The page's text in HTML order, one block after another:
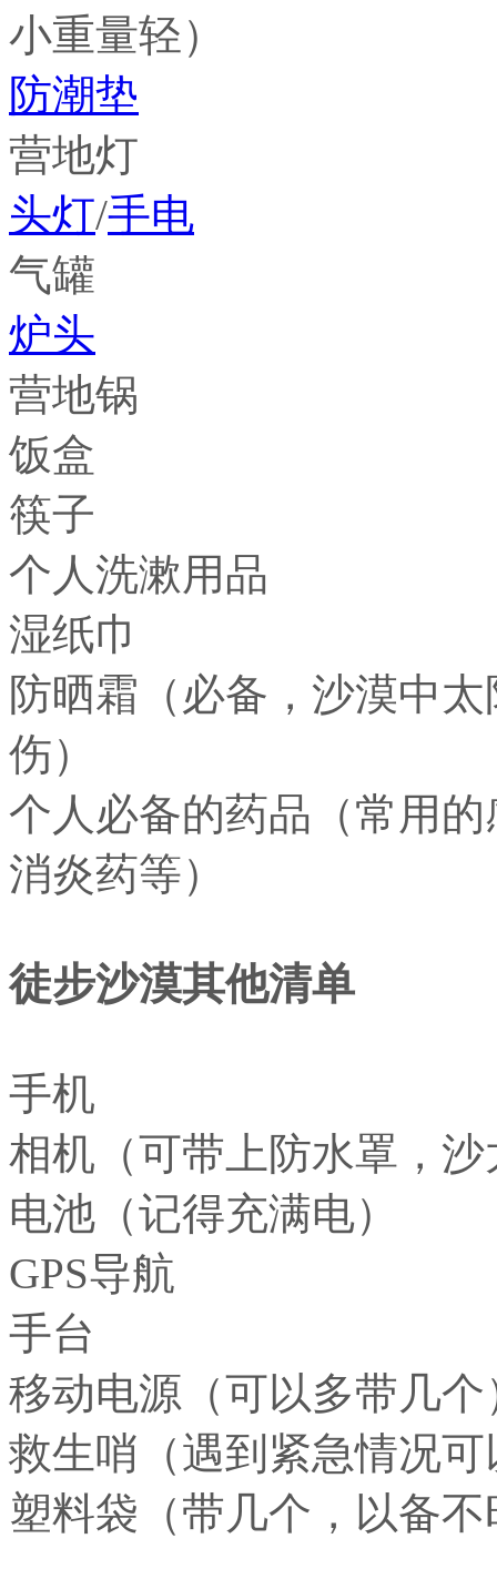
小重量轻）
防潮垫
营地灯
头灯/手电
气罐
炉头
营地锅
饭盒
筷子
个人洗漱用品
湿纸巾
防晒霜（必备，沙漠中
伤）
个人必备的药品（常用
消炎药等）
徒步沙漠其他清单
手机
相机（可带上防水罩，
电池（记得充满电）
GPS导航
手台
移动电源（可以多带几个
救生哨（遇到紧急情况
塑料袋（带几个，以备